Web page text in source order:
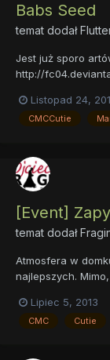
Babs Seed
temat dodał
Jest już sporo
http://
Listopad 24,
CMCCutie
[Event]
temat dodał
Atmosfera w
najlepszych.
Znaczkowej Ligi. -
Sweetie nie kryła
Lipiec 5, 2013
CMC Cutie